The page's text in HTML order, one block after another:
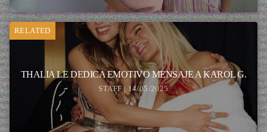
RELATED
THALIA LE DEDICA EMOTIVO MENSAJE A KAROL G.
STAFF | 14/05/2025